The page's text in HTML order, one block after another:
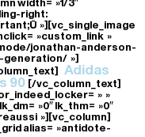
width= »1/3″
right:
»][vc_single_image
»custom_link »
jonathan-anderson-
»]
Adidas
90 [/vc_column_text]
» »
»0″ lk_thm= »0″
»][vc_column]
alias= »antidote-